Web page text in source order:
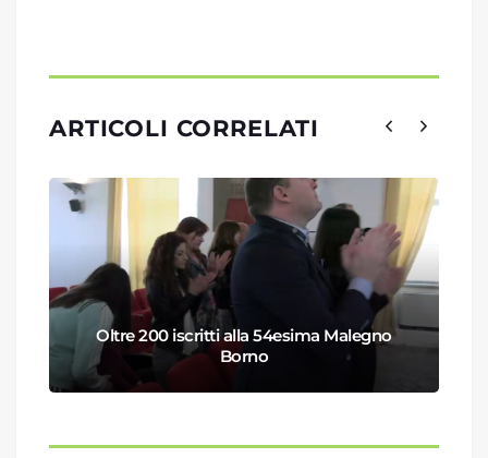
ARTICOLI CORRELATI
Oltre 200 iscritti alla 54esima Malegno
Borno